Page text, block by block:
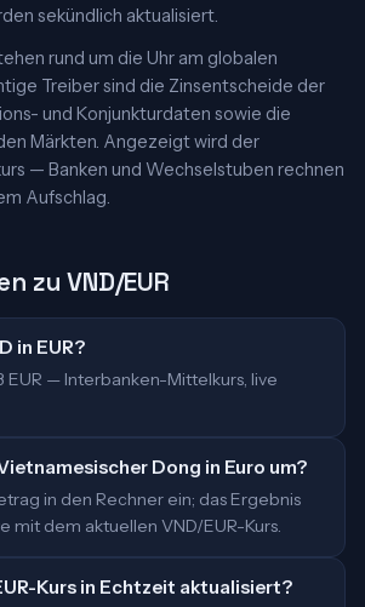
sekündlich aktualisiert.
rund um die Uhr am globalen
Treiber sind die Zinsentscheide der
und Konjunkturdaten sowie die
Märkten. Angezeigt wird der
— Banken und Wechselstuben rechnen
Aufschlag.
zu VND/EUR
in EUR?
EUR — Interbanken-Mittelkurs, live
Dong in Euro um?
in den Rechner ein; das Ergebnis
mit dem aktuellen VND/EUR-Kurs.
Kurs in Echtzeit aktualisiert?